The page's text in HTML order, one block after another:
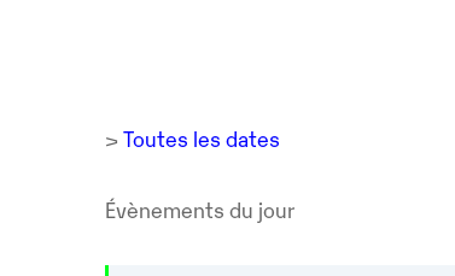
> Toutes les dates
Évènements du jour